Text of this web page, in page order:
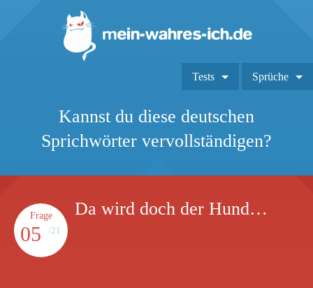
Tests Sprüche
Kannst du diese deutschen
Sprichwörter vervollständigen?
Frage
05 /21
Da wird doch der Hund…